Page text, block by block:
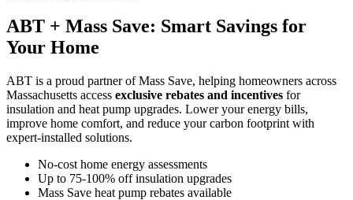
ABT + Mass Save: Smart Savings for
Your Home
ABT is a proud partner of Mass Save, helping homeowners across
Massachusetts access exclusive rebates and incentives for
insulation and heat pump upgrades. Lower your energy bills,
improve home comfort, and reduce your carbon footprint with
expert-installed solutions.
No-cost home energy assessments
Up to 75-100% off insulation upgrades
Mass Save heat pump rebates available